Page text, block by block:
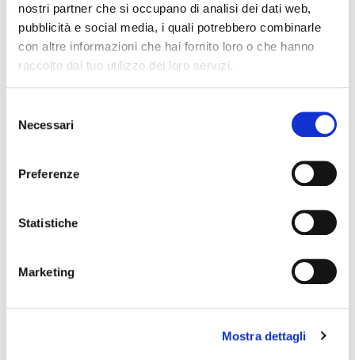
nostri partner che si occupano di analisi dei dati web,
pubblicità e social media, i quali potrebbero combinarle
con altre informazioni che hai fornito loro o che hanno
raccolto dal tuo utilizzo dei loro servizi.
delNecessari
Preferenze
Statistiche
Marketing
Mostra dettagli
Group al Closing, utilizzando fondi
immediatamente disponibili.
Rassegna Stampa
Italiano
Finanza Repubblica
Websim
Risparmio Tiscali – Finanza